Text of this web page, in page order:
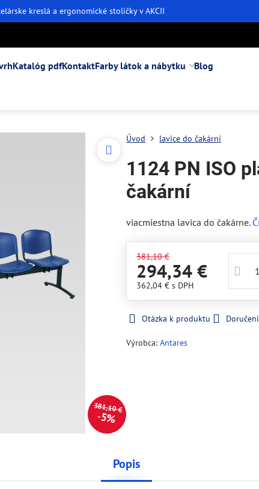
kreslá a ergonomické stoličky v AKCII
Katalóg pdfKontaktFarby látok a nábytku Blog
381,10 €
5%
Úvod lavice do čakární
1124 PN ISO
čakární
viacmiestna lavica do čakárne.
381,10 €
294,34 €
362,04 €s DPH
Otázka k produktu
Výrobca:Antares
Popis